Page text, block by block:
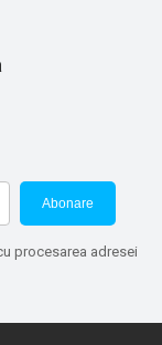
Abonare
procesarea adresei